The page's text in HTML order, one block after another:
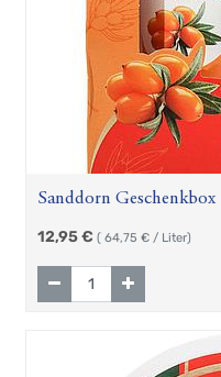
Sanddorn
je 100ml)
12,95€ ( 64,75 € / Liter)